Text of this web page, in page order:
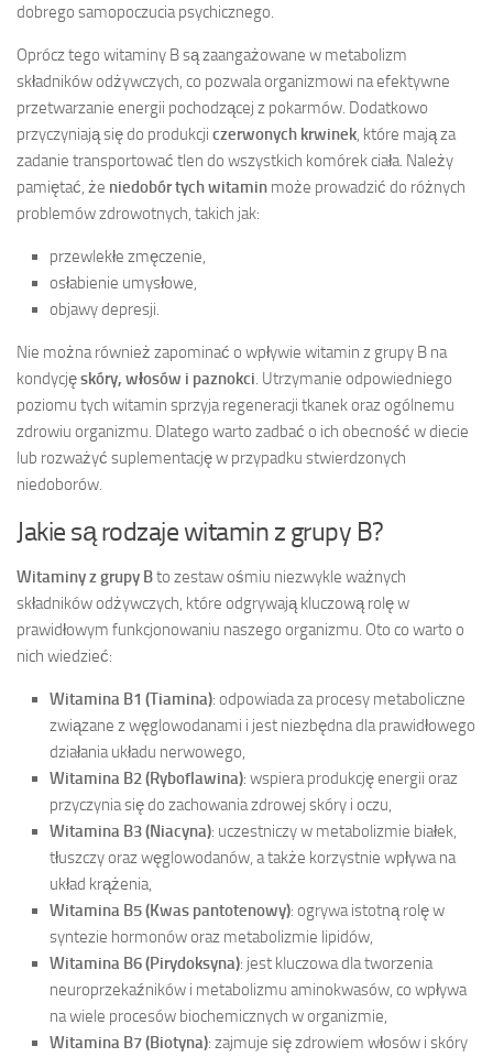
dobrego samopoczucia psychicznego.
Oprócz tego witaminy B są zaangażowane w metabolizm
składników odżywczych, co pozwala organizmowi na efektywne
przetwarzanie energii pochodzącej z pokarmów. Dodatkowo
przyczyniają się do produkcji czerwonych krwinek, które mają za
zadanie transportować tlen do wszystkich komórek ciała. Należy
pamiętać, że niedobór tych witamin może prowadzić do różnych
problemów zdrowotnych, takich jak:
przewlekłe zmęczenie,
osłabienie umysłowe,
objawy depresji.
Nie można również zapominać o wpływie witamin z grupy B na
kondycjęskóry, włosów i paznokci. Utrzymanie odpowiedniego
poziomu tych witamin sprzyja regeneracji tkanek oraz ogólnemu
zdrowiu organizmu. Dlatego warto zadbać o ich obecność w diecie
lub rozważyć suplementację w przypadku stwierdzonych
niedoborów.
Jakie są rodzaje witamin z grupy B?
Witaminy z grupy Bto zestaw ośmiu niezwykle ważnych
składników odżywczych, które odgrywają kluczową rolę w
prawidłowym funkcjonowaniu naszego organizmu. Oto co warto o
nich wiedzieć:
Witamina B1 (Tiamina): odpowiada za procesy metaboliczne
związane z węglowodanami i jest niezbędna dla prawidłowego
działania układu nerwowego,
Witamina B2 (Ryboflawina): wspiera produkcję energii oraz
przyczynia się do zachowania zdrowej skóry i oczu,
Witamina B3 (Niacyna): uczestniczy w metabolizmie białek,
tłuszczy oraz węglowodanów, a także korzystnie wpływa na
układ krążenia,
Witamina B5 (Kwas pantotenowy): ogrywa istotną rolę w
syntezie hormonów oraz metabolizmie lipidów,
Witamina B6 (Pirydoksyna): jest kluczowa dla tworzenia
neuroprzekaźników i metabolizmu aminokwasów, co wpływa
na wiele procesów biochemicznych w organizmie,
Witamina B7 (Biotyna): zajmuje się zdrowiem włosów i skóry